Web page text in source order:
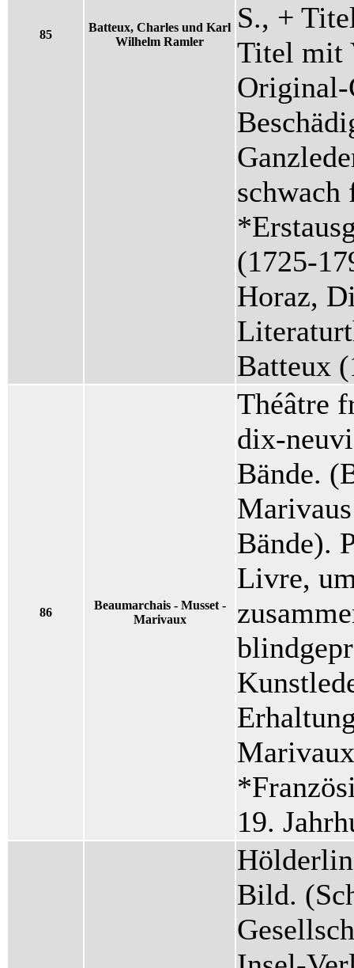
85
Batteux, Charles und Karl
Wilhelm Ramler
S., +
Titel mit
Original-
(1725-
Horaz,
Batteux
86
Beaumarchais - Musset -
Marivaux
Théâtre
dix-
Bände.
Bände).
Livre,
19.
Bild.